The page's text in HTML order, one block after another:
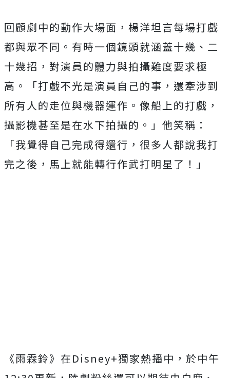
回顧劇中的動作大場面，楊洋坦言每場打戲
都與眾不同。 有時一個鏡頭就涵蓋十幾、二
十幾招， 對演員的體力與拍攝難度要求極
高。「打戲不光是演員自己的事， 還牽涉到
所有人的走位與機器運作。像船上的打戲，
攝影機甚至是在水下拍攝的。」他笑稱：
「我覺得自己完成得還行， 很多人都說我打
完之後，馬上就能轉行作武打明星了！」
《雨霖鈴》在Disney+獨家熱播中，於中午